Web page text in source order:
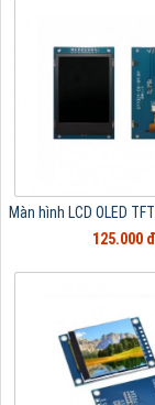
Màn hình LCD OLED
125.000 đ